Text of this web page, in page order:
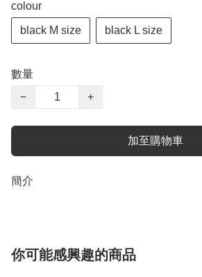
colour
black M size black L size
數量
−
+
加至購物車
簡介
你可能感興趣的商品